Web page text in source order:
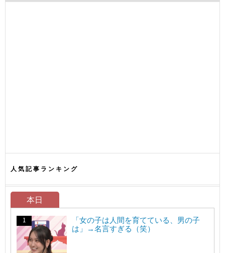
人気記事ランキング
本日
「女の子は人間を育てている、男の子
は」→名言すぎる（笑）